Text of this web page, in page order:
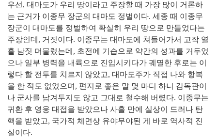
우선 , 대마도가 우리 땅이라고 주장할 때 가장 많이 거론하
는 근거가 이종무 장군의 대마도 정벌이다. 세종 때 이종무
장군이 대마도를 정벌하여 확실히 우리 땅으로 만들었다는
주장인데 , 거짓이다. 이종무는 대마도에 쳐들어가서 고작 열
흘 남짓 머물렀는데 , 초전에 기습으로 약간의 성과를 거두었
으나 일부 병력을 내륙으로 진입시키다가 궤멸한 후로는 이
렇다 할 전투를 치르지 않았고, 대마도주가 직접 나와 항복
을 한 적도 없었으며 , 편지로 좋은 말 몇 마디 하니 감독관이
나 군사를 남겨두지도 않고 그대로 철수해 버렸다. 이종무는
귀환 후 영웅 대접을 받았으나 사흘 만에 실상이 드러나 탄
핵을 받았고, 국가적 체면상 유야무야된 게 바로 역사적 진
실이다.